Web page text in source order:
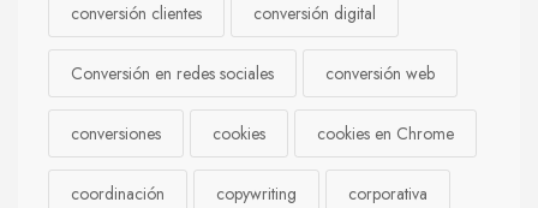
conversión clientes conversión digital
Conversión en redes sociales conversión web
conversiones cookies cookies en Chrome
coordinación copywriting corporativa